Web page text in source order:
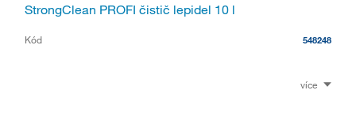
StrongClean PROFI čistič lepidel 10 l
Kód 548248
více